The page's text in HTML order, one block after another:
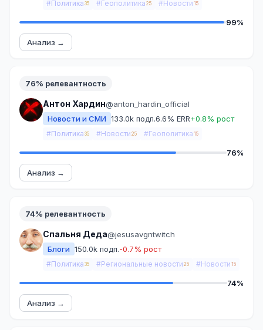
#Политика 35 #Геополитика 25 #Новости 15
99%
Анализ →
76% релевантность
Антон Хардин@anton_hardin_official
Новости и СМИ 133.0k подп.6.6% ERR+0.8% рост
#Политика 35 #Новости 25 #Геополитика 15
76%
Анализ →
74% релевантность
Спальня Деда@jesusavgntwitch
Блоги 150.0k подп.-0.7% рост
#Политика 35 #Региональные новости 25 #Новости 15
74%
Анализ →